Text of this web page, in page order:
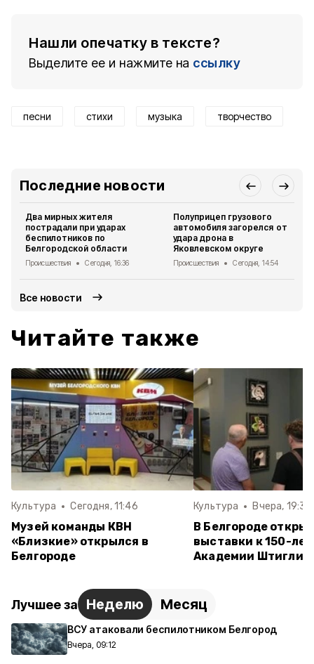
Нашли опечатку в тексте?
Выделите ее и нажмите на ссылку
песни стихи музыка творчество
Последние новости
Два мирных жителя
пострадали при ударах
беспилотников по
Белгородской области
Происшествия Сегодня, 16:36
Полуприцеп грузового
автомобиля загорелся от
удара дрона в
Яковлевском округе
Происшествия Сегодня, 14:54
Все новости
Читайте также
Культура Сегодня, 11:46
Музей команды КВН
«Близкие» открылся в
Белгороде
Культура Вчера, 19:34
В Белгороде
выставки к 150-
Академии
Лучшее за Неделю Месяц
ВСУ атаковали беспилотником Белгород
Вчера, 09:12